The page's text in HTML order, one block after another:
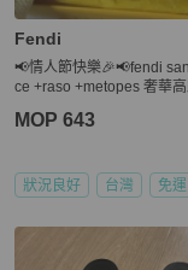
Fendi
📢情人節快樂🎉📢fendi
ce +raso +metopes 奢華
MOP 643
狀況良好 台灣 免運